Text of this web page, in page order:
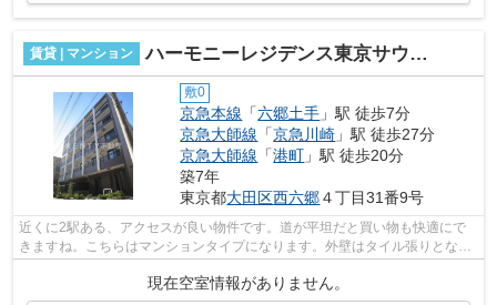
賃貸 | マンション ハーモニーレジデンス東京サウスゲート
敷0
京急本線 「六郷土手 」駅 徒歩7分
京急大師線 「京急川崎 」駅 徒歩27分
京急大師線 「港町 」駅 徒歩20分
築7年
東京都大田区西六郷４丁目31番9号
近くに2駅ある、アクセスが良い物件です。道が平坦だと買い物も快適にで
きますね。こちらはマンションタイプになります。外壁はタイル張りとなっ
現在空室情報がありません。